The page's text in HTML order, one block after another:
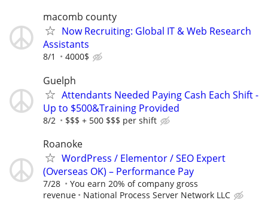
macomb county
Now Recruiting: Global IT & Web Research
Assistants
8/1 4000$
Guelph
Attendants Needed Paying Cash Each Shift -
Up to $500&Training Provided
8/2 $$$ + 500 $$$ per shift
Roanoke
WordPress / Elementor / SEO Expert
(Overseas OK) – Performance Pay
7/28
You earn 20% of company gross
revenue
National Process Server Network LLC